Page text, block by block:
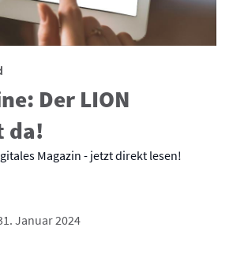
Der LION
da!
Magazin - jetzt direkt lesen!
Januar 2024